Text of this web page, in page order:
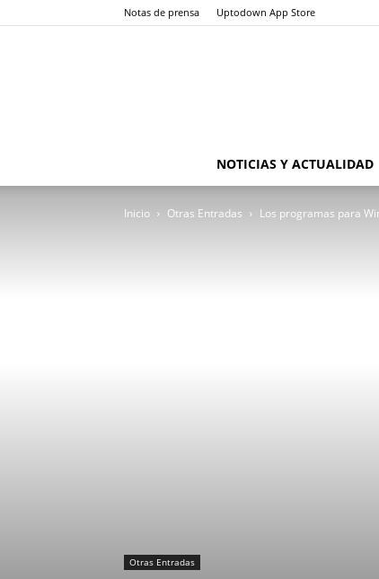
Notas de prensa Uptodown App Store
NOTICIAS Y ACTUALIDAD
Inicio Otras Entradas Los programas para
Otras Entradas